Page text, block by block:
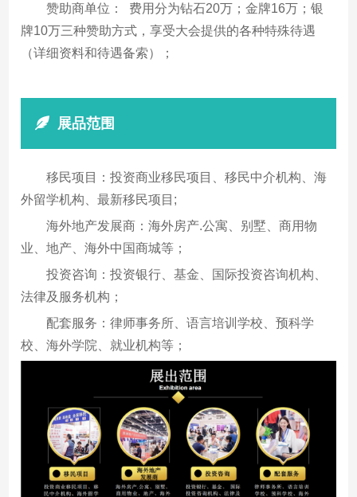
赞助商单位： 费用分为钻石20万；金牌16万；银
牌10万三种赞助方式，享受大会提供的各种特殊待遇
（详细资料和待遇备索）；
展品范围
移民项目：投资商业移民项目、移民中介机构、海
外留学机构、最新移民项目;
海外地产发展商：海外房产.公寓、别墅、商用物
业、地产、海外中国商城等；
投资咨询：投资银行、基金、国际投资咨询机构、
法律及服务机构；
配套服务：律师事务所、语言培训学校、预科学
校、海外学院、就业机构等；